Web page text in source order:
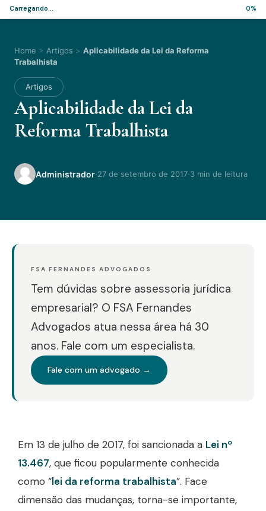
Home > Artigos > Aplicabilidade da Lei da Reforma
Trabalhista
Artigos
Aplicabilidade da Lei da
Reforma Trabalhista
Administrador·27 de setembro de 2017·3 min de leitura
Carregando... 0%
FSA FERNANDES ADVOGADOS
Tem dúvidas sobre assessoria jurídica
empresarial? O FSA Fernandes
Advogados atua nessa área há 30
anos. Fale com um especialista.
Fale com um advogado →
Em 13 de julho de 2017, foi sancionada a Lei nº
13.467, que ficou popularmente conhecida
como “lei da reforma trabalhista”. Face
dimensão das mudanças, torna-se importante,